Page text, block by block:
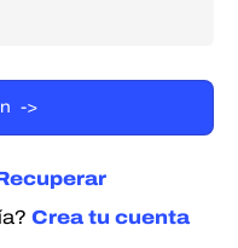
Crea tu cuenta